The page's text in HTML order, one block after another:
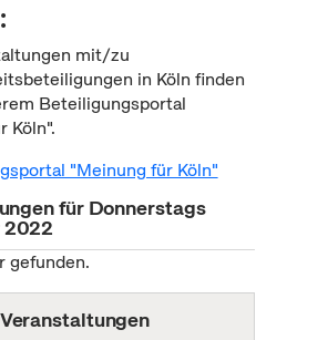
mit/zu
in Köln finden
Beteiligungsportal
Köln".
"Meinung für Köln"
für Donnerstags
2022
gefunden.